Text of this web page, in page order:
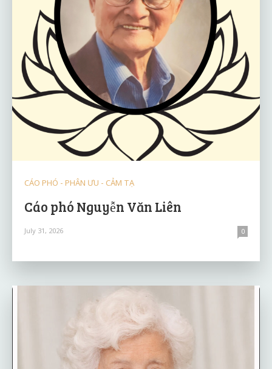
CÁO PHÓ - PHÂN ƯU - CẢM TẠ
Cáo phó Nguyễn Văn Liên
July 31, 2026 0